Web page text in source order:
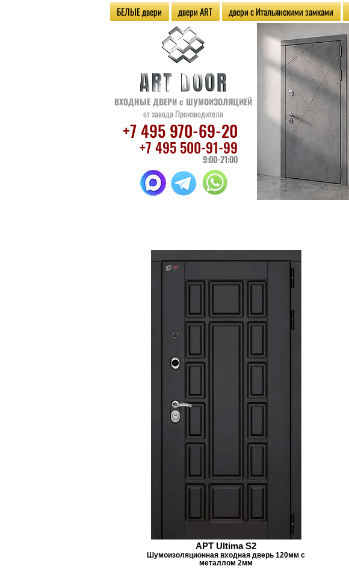
БЕЛЫЕ двери двери ART двери с Итальянскими замками
ВХОДНЫЕ ДВЕРИс ШУМОИЗОЛЯЦИЕЙ
от завода Производителя
+7 495 970-69-20
+7 495 500-91-99
9:00-21:00
АРТ Ultima S2
Шумоизоляционная входная дверь 120мм с
металлом 2мм